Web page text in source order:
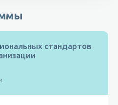
материала
стандартов